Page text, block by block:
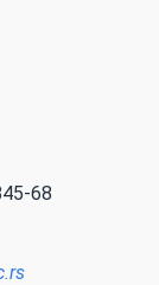
68